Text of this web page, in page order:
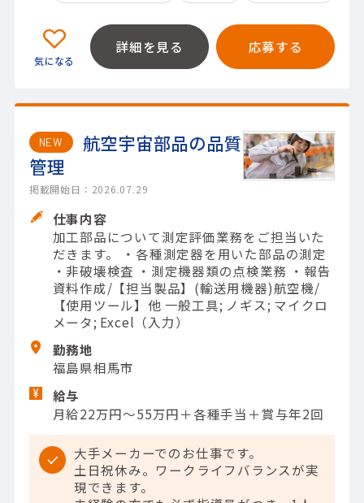
詳細を見る 応募する
NEW
航空宇宙部品の品質
管理
掲載開始日：2026.07.29
仕事内容
加工部品について測定評価業務をご担当いた
だきます。 ・各種測定器を用いた部品の測定
・非破壊検査 ・測定機器類の点検業務 ・報告
資料作成/【担当製品】(輸送用機器)航空機/
【使用ツール】他 一般工具; ノギス; マイクロ
メータ; Excel（入力）
勤務地
福島県相馬市
給与
月給22万円～55万円＋各種手当＋賞与年2回
大手メーカーでのお仕事です。
土日祝休み。ワークライフバランスが実
現できます。